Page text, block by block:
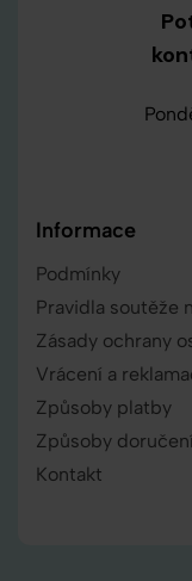
Informace
Podmínky
Pravidla soutěže
Zásady ochrany
Vrácení a
Způsoby platby
Způsoby
Kontakt